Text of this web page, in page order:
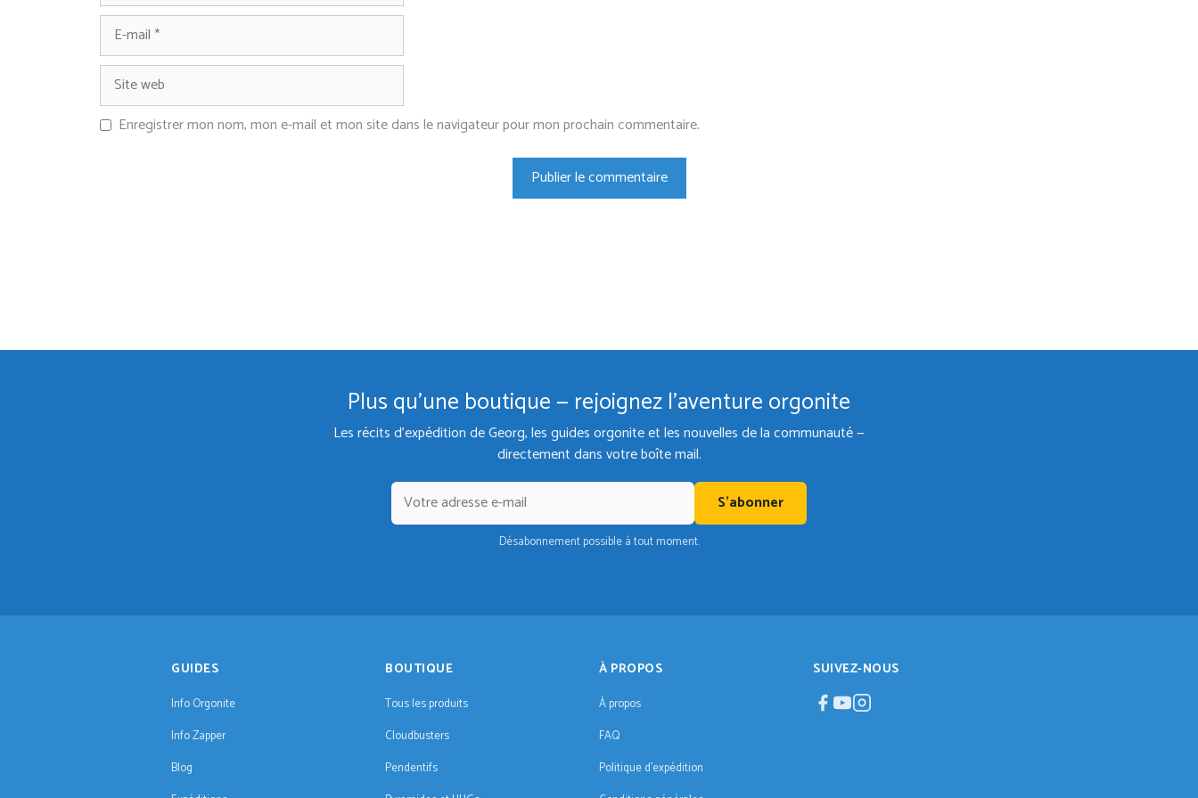
Enregistrer mon nom, mon e-mail et mon site dans le navigateur pour mon prochain commentaire.
Plus qu'une boutique — rejoignez l'aventure orgonite
Les récits d'expédition de Georg, les guides orgonite et les nouvelles de la communauté —
directement dans votre boîte mail.
S'abonner
Désabonnement possible à tout moment.
GUIDES
Info Orgonite
Info Zapper
Blog
BOUTIQUE
Tous les produits
Cloudbusters
Pendentifs
À PROPOS
À propos
FAQ
Politique d'expédition
SUIVEZ-NOUS